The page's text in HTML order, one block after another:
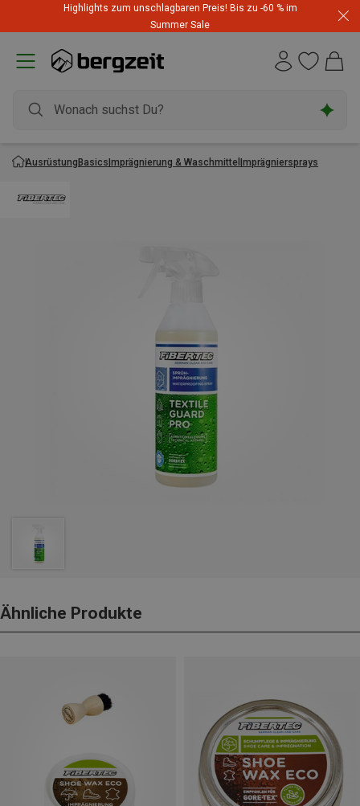
Highlights zum unschlagbaren Preis! Bis zu -60 % im
Summer Sale
AusrüstungBasicsImprägnierung & Waschmittel Imprägniersprays
Ähnliche Produkte